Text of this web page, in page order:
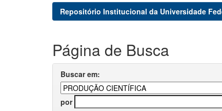
Repositório Institucional da Universidade
Página de Busca
Buscar em:
por